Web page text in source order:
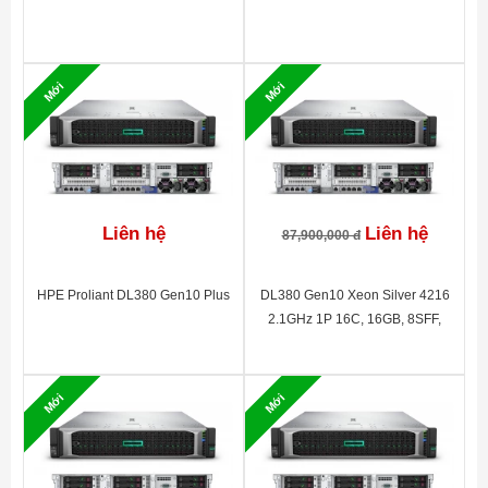
Rail Kit Easy Install w/ CMA
Form Factor 2U Rack
Mới
Liên hệ
HPE Proliant DL380 Gen10 Plus
Mới
87,900,000 đ Liên hệ
DL380 Gen10 Xeon Silver 4216
2.1GHz 1P 16C, 16GB, 8SFF,
Mới Mới